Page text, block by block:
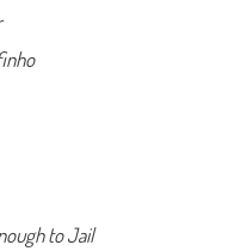
to Jail